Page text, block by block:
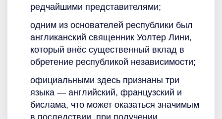
редчайшими представителями;
одним из основателей республики был
англиканский священник Уолтер Лини,
который внёс существенный вклад в
обретение республикой независимости;
официальными здесь признаны три
языка — английский, французский и
бислама, что может оказаться значимым
в последствии, при получении